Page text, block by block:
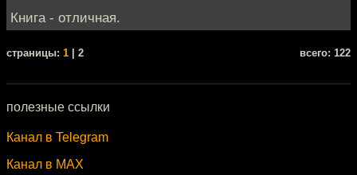
Книга - отличная.
cтраницы: 1 | 2 всего: 122
полезные ссылки
Канал в Telegram
Канал в MAX